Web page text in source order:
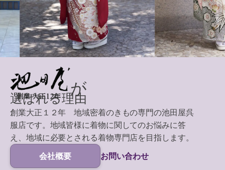
が
選ばれる理由
創業大正１２年 地域密着のきもの専門の池田屋呉
服店です。地域皆様に着物に関してのお悩みに答
え、地域に必要とされる着物専門店を目指します。
会社概要
お問い合わせ